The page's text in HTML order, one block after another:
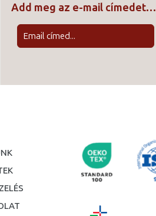
421
000 Ft
Add meg az e-mail címedet…